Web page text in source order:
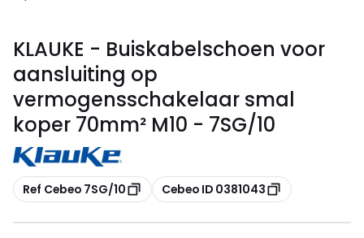
KLAUKE - Buiskabelschoen voor
aansluiting op
vermogensschakelaar smal
koper 70mm² M10 - 7SG/10
Kopiëren
Ref Cebeo 7SG/10 Kopiëren
Cebeo ID 0381043